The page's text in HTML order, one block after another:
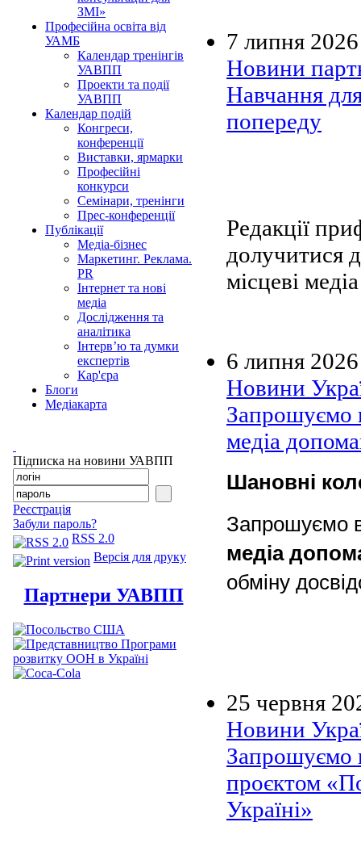
ЗМІ»
Професійна освіта від
УАМБ
Календар тренінгів
УАВПП
Проекти та події
УАВПП
Календар подій
Конгреси,
конференції
Виставки, ярмарки
Професійні
конкурси
Семінари, тренінги
Прес-конференції
Публікації
Медіа-бізнес
Маркетинг. Реклама.
PR
Інтернет та нові
медіа
Дослідження та
аналітика
Інтерв’ю та думки
експертів
Кар'єра
Блоги
Медіакарта
Підписка на новини УАВПП
Реєстрація
Забули пароль?
RSS 2.0
Версія для друку
Партнери УАВПП
7 липня 2026
Новини
Навчання
попереду
Редакції
долучитися
місцеві
6 липня 2026
Новини
Запрошуємо
медіа
Шановні
Запрошуємо
медіа
обміну
25 червня
Новини
Запрошуємо
проєктом
Україні»